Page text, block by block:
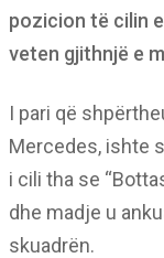
pozicion të cilin
veten gjithnjë e
I pari që
Mercedes, ishte
i cili tha se
dhe madje u
skuadrën.